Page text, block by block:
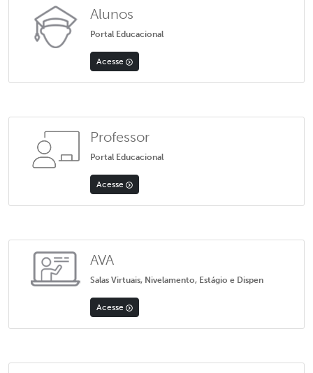
Alunos
Portal Educacional
Acesse
Professor
Portal Educacional
Acesse
AVA
Salas Virtuais, Nivelamento, Estágio e Dispen
Acesse